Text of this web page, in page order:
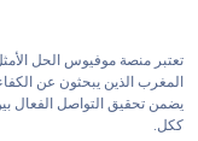
تعتبر منصة موفيوس الحل
المغرب الذين يبحثون عن
يضمن تحقيق التواصل الفعال
ككل.